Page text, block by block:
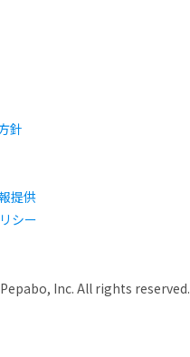
針
提供
シー
Inc. All rights reserved.